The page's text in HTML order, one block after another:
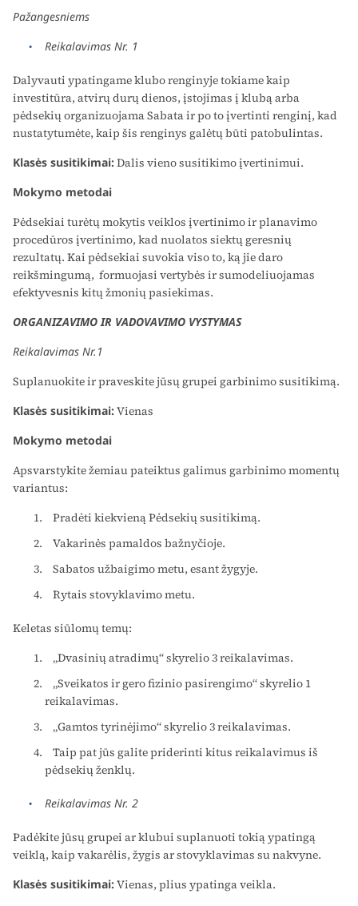
Pažangesniems
Reikalavimas Nr. 1
Dalyvauti ypatingame klubo renginyje tokiame kaip
investitūra, atvirų durų dienos, įstojimas į klubą arba
pėdsekių organizuojama Sabata ir po to įvertinti renginį, kad
nustatytumėte, kaip šis renginys galėtų būti patobulintas.
Klasės susitikimai:Dalis vieno susitikimo įvertinimui.
Mokymo metodai
Pėdsekiai turėtų mokytis veiklos įvertinimo ir planavimo
procedūros įvertinimo, kad nuolatos siektų geresnių
rezultatų. Kai pėdsekiai suvokia viso to, ką jie daro
reikšmingumą, formuojasi vertybės ir sumodeliuojamas
efektyvesnis kitų žmonių pasiekimas.
ORGANIZAVIMO IR VADOVAVIMO VYSTYMAS
Reikalavimas Nr.1
Suplanuokite ir praveskite jūsų grupei garbinimo susitikimą.
Klasės susitikimai:Vienas
Mokymo metodai
Apsvarstykite žemiau pateiktus galimus garbinimo momentų
variantus:
Pradėti kiekvieną Pėdsekių susitikimą.
Vakarinės pamaldos bažnyčioje.
Sabatos užbaigimo metu, esant žygyje.
Rytais stovyklavimo metu.
Keletas siūlomų temų:
„Dvasinių atradimų“ skyrelio 3 reikalavimas.
„Sveikatos ir gero fizinio pasirengimo“ skyrelio 1
reikalavimas.
„Gamtos tyrinėjimo“ skyrelio 3 reikalavimas.
Taip pat jūs galite priderinti kitus reikalavimus iš
pėdsekių ženklų.
Reikalavimas Nr. 2
Padėkite jūsų grupei ar klubui suplanuoti tokią ypatingą
veiklą, kaip vakarėlis, žygis ar stovyklavimas su nakvyne.
Klasės susitikimai:Vienas, plius ypatinga veikla.